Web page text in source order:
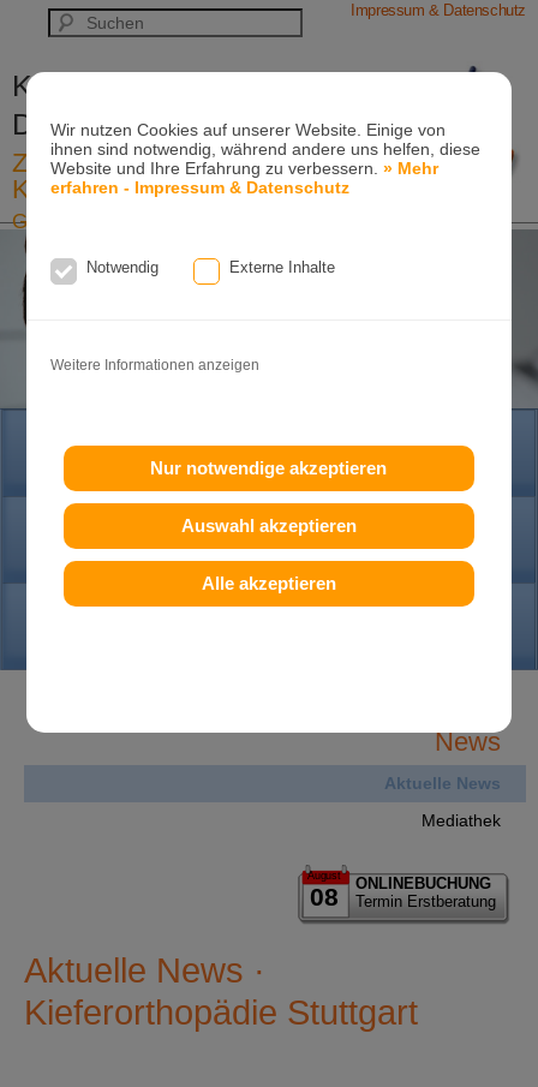
Wir nutzen Cookies auf unserer Website. Einige von
ihnen sind notwendig, während andere uns helfen, diese
Website und Ihre Erfahrung zu verbessern.» Mehr
erfahren - Impressum & Datenschutz
Notwendig Externe Inhalte
Weitere Informationen anzeigen
Nur notwendige akzeptieren
Auswahl akzeptieren
Alle akzeptieren
Impressum & Datenschutz
Kieferorthopädische Praxis
Dr. Konik & Kollegen
Zahn- und Kieferregulierungen für
Kinder und Erwachsene
Ganzheitliche-Kieferorthopädie
Erwachsenen-Kieferorthopädie
Tel. +49(0)7151-96 94 0-0 · www.konik.de
HOME
PRAXIS
News
Aktuelle News
Mediathek
August
08
ONLINEBUCHUNG
Termin Erstberatung
Aktuelle News ·
Kieferorthopädie Stuttgart